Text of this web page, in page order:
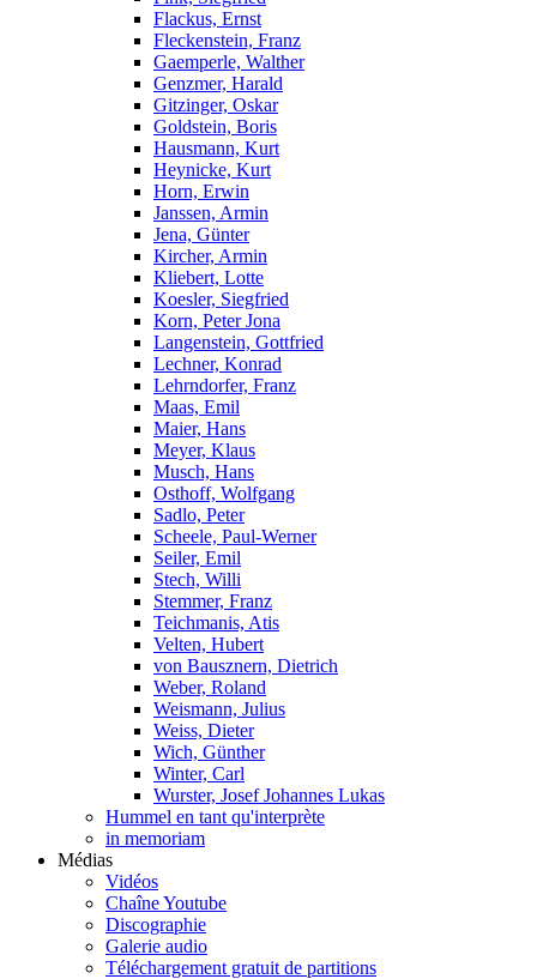
Flackus, Ernst
Fleckenstein, Franz
Gaemperle, Walther
Genzmer, Harald
Gitzinger, Oskar
Goldstein, Boris
Hausmann, Kurt
Heynicke, Kurt
Horn, Erwin
Janssen, Armin
Jena, Günter
Kircher, Armin
Kliebert, Lotte
Koesler, Siegfried
Korn, Peter Jona
Langenstein, Gottfried
Lechner, Konrad
Lehrndorfer, Franz
Maas, Emil
Maier, Hans
Meyer, Klaus
Musch, Hans
Osthoff, Wolfgang
Sadlo, Peter
Scheele, Paul-Werner
Seiler, Emil
Stech, Willi
Stemmer, Franz
Teichmanis, Atis
Velten, Hubert
von Bausznern, Dietrich
Weber, Roland
Weismann, Julius
Weiss, Dieter
Wich, Günther
Winter, Carl
Wurster, Josef Johannes Lukas
Hummel en tant qu'interprète
in memoriam
Médias
Vidéos
Chaîne Youtube
Discographie
Galerie audio
Téléchargement gratuit de partitions